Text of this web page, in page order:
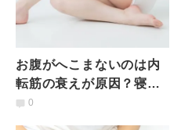
お腹がへこまないのは内
転筋の衰えが原因？寝な
がらできるクッションを
0